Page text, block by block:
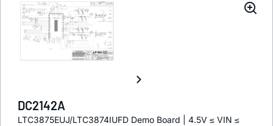
DC2142A
LTC3875EUJ/LTC3874IUFD Demo Board | 4.5V ≤ VIN ≤